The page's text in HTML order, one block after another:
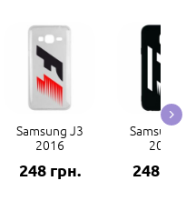
Samsung J3
2016
248 грн.
Samsung J3
2017
248 грн.